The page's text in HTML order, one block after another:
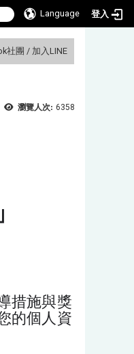
Language 登入
社團 / 加入LINE
瀏覽人次: 6358
措施與獎
的個人資